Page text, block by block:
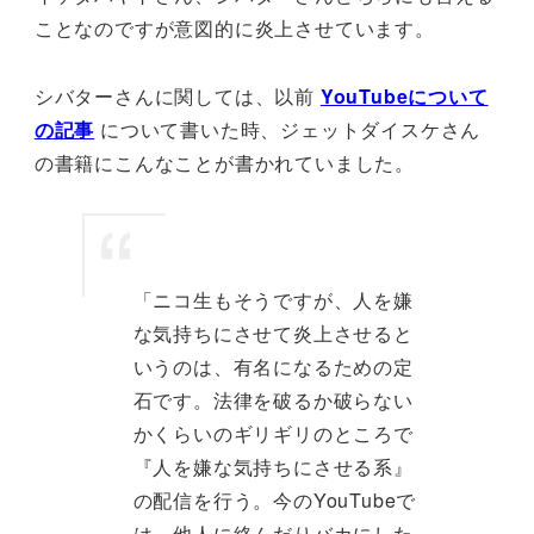
ことなのですが意図的に炎上させています。
シバターさんに関しては、以前 YouTubeについて
の記事 について書いた時、ジェットダイスケさん
の書籍にこんなことが書かれていました。
「ニコ生もそうですが、人を嫌
な気持ちにさせて炎上させると
いうのは、有名になるための定
石です。法律を破るか破らない
かくらいのギリギリのところで
『人を嫌な気持ちにさせる系』
の配信を行う。今のYouTubeで